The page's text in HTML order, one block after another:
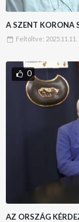
A SZENT KORONA
Feltöltve: 2025.11.11.
0
AZ ORSZÁG